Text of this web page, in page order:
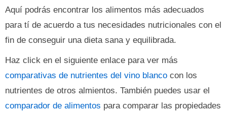
Aquí podrás encontrar los alimentos más adecuados
para tí de acuerdo a tus necesidades nutricionales con el
fin de conseguir una dieta sana y equilibrada.
Haz click en el siguiente enlace para ver más
comparativas de nutrientes del vino blanco con los
nutrientes de otros almientos. También puedes usar el
comparador de alimentos para comparar las propiedades